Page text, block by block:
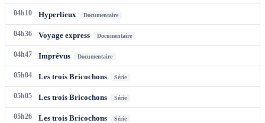
04h10 Hyperlieux Documentaire
04h36 Voyage express Documentaire
04h47 Imprévus Documentaire
05h04 Les trois Bricochons Série
05h05 Les trois Bricochons Série
05h26 Les trois Bricochons Série